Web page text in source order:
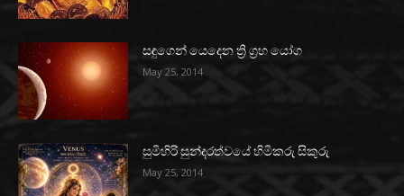
සඳුගෙන් යෙදෙන ත්‍රි ග්‍රහ යෝග
May 25, 2014
සුමිහිරි සුන්දරත්වයේ හිමිකරු සිකුරු
May 25, 2014